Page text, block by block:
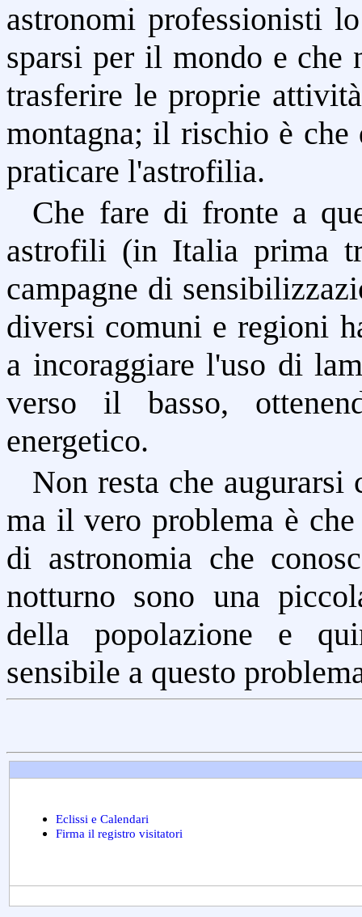
astronomi professionisti
sparsi per il mondo e che
trasferire le proprie
montagna; il rischio è
praticare l'astrofilia.
Che fare di fronte a
astrofili (in Italia prima
campagne di
diversi comuni e regioni
a incoraggiare l'uso di
verso il basso,
energetico.
Non resta che augurarsi
ma il vero problema è
di astronomia che
notturno sono una
della popolazione e
sensibile a questo
Eclissi e Calendari
Firma il registro visitatori